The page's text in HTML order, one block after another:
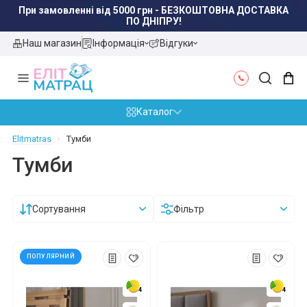
При замовленні від 5000 грн - БЕЗКОШТОВНА ДОСТАВКА
ПО ДНІПРУ!
Наш магазин
Інформація Відгуки
Каталог
Elitmatras Тумби
Тумби
Сортування Фільтр
4
ПОПУЛЯРНИЙ
4 4
4